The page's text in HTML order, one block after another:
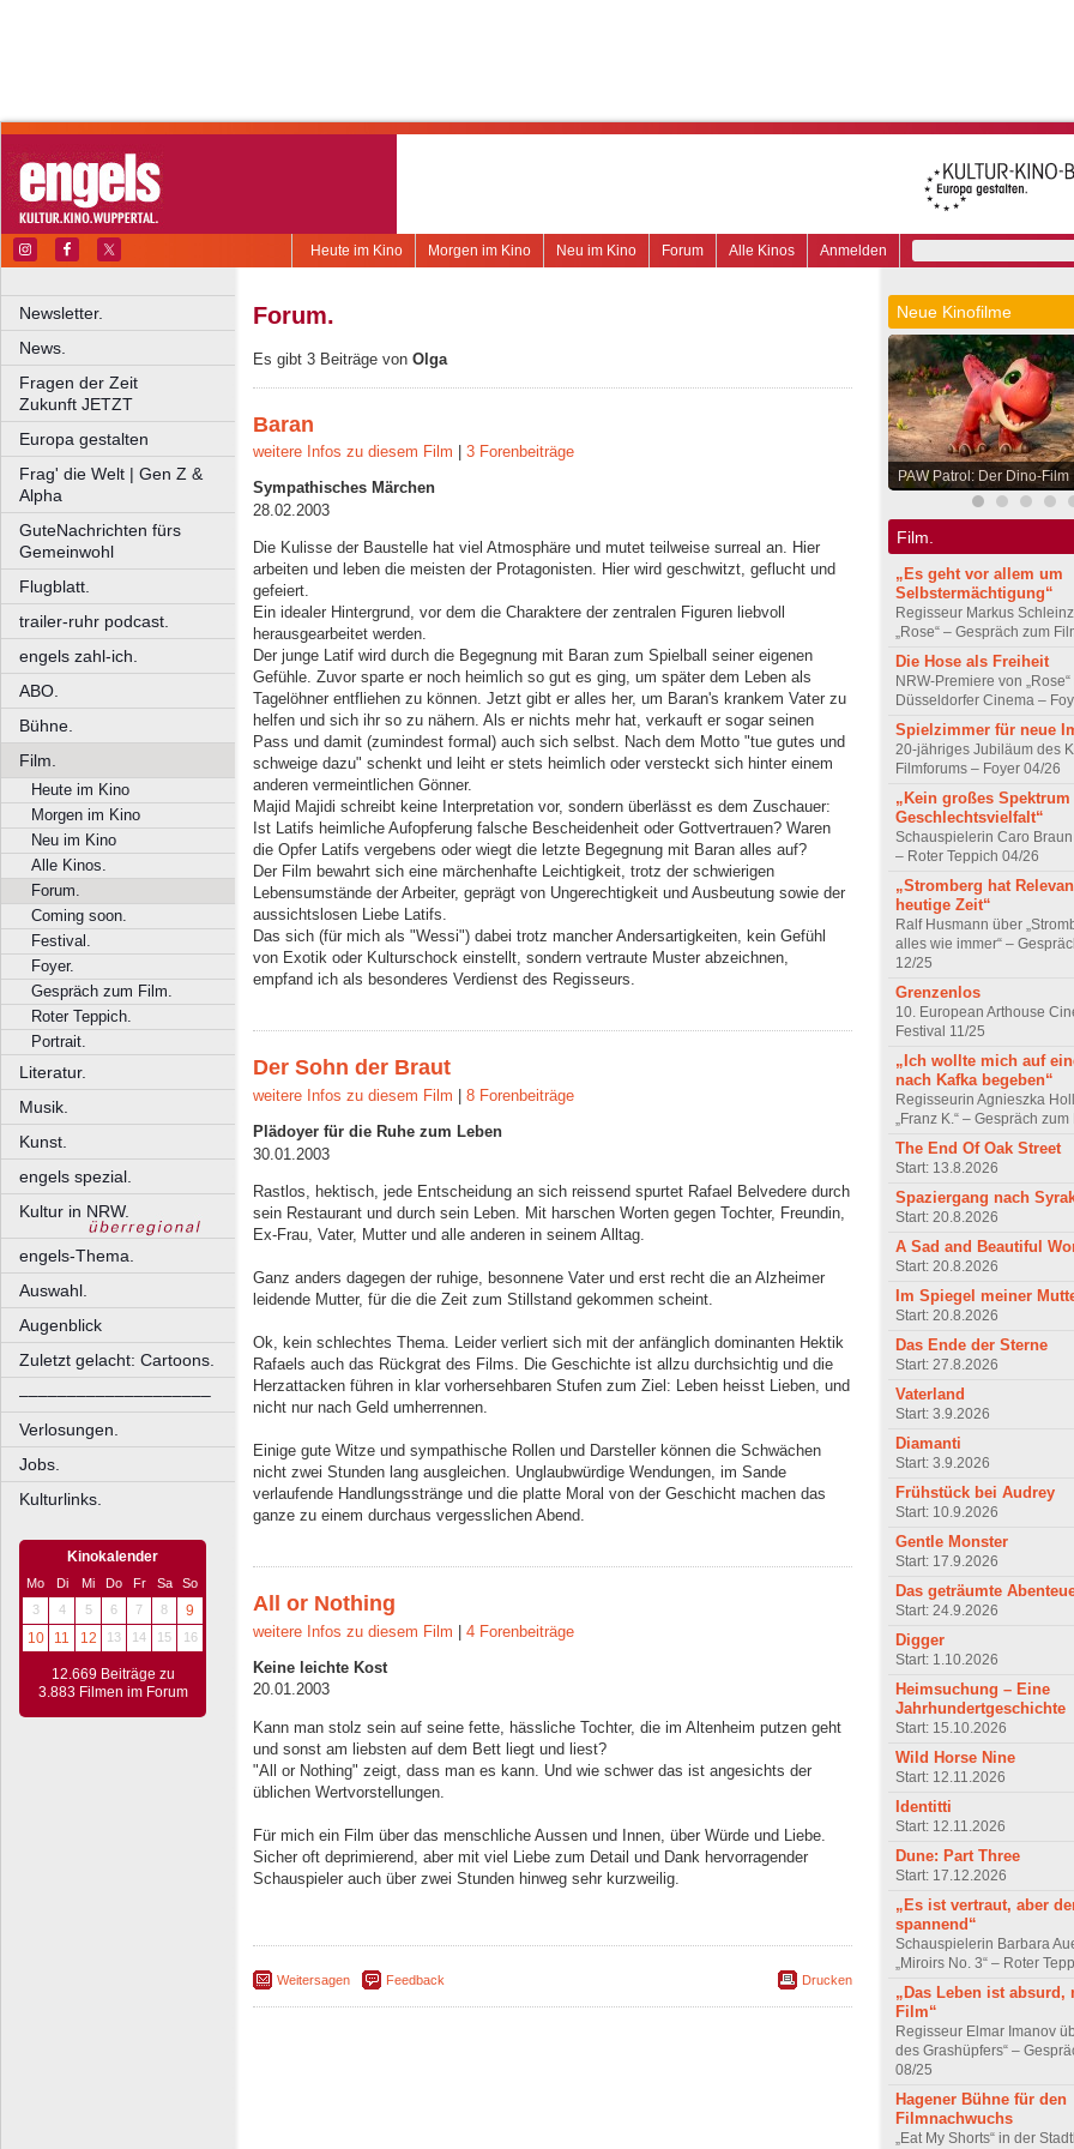
Anmelden
Alle Kinos
Forum
Neu im Kino
Morgen im Kino
Heute im Kino
Newsletter.
News.
Fragen der Zeit
Zukunft JETZT
Europa gestalten
Frag' die Welt | Gen Z &
Alpha
GuteNachrichten fürs
Gemeinwohl
Flugblatt.
trailer-ruhr podcast.
engels zahl-ich.
ABO.
Bühne.
Film.
Heute im Kino
Morgen im Kino
Neu im Kino
Alle Kinos.
Forum.
Coming soon.
Festival.
Foyer.
Gespräch zum Film.
Roter Teppich.
Portrait.
Literatur.
Musik.
Kunst.
engels spezial.
Kultur in NRW.
engels-Thema.
Auswahl.
Augenblick
Zuletzt gelacht: Cartoons.
––––––––––––––––––––
Verlosungen.
Jobs.
Kulturlinks.
Kinokalender
Mo Di Mi Do Fr Sa
So
3
4 5 6 7 8
9
10
11 12 13 14 15 16
12.669 Beiträge zu
3.883 Filmen im Forum
Forum.
Es gibt 3 Beiträge von Olga
Baran
weitere Infos zu diesem Film 3 Forenbeiträge
Sympathisches Märchen
28.02.2003
Die Kulisse der Baustelle hat viel Atmosphäre und mutet teilweise surreal an. Hier
arbeiten und leben die meisten der Protagonisten. Hier wird geschwitzt, geflucht und
gefeiert.
Ein idealer Hintergrund, vor dem die Charaktere der zentralen Figuren liebvoll
herausgearbeitet werden.
Der junge Latif wird durch die Begegnung mit Baran zum Spielball seiner eigenen
Gefühle. Zuvor sparte er noch heimlich so gut es ging, um später dem Leben als
Tagelöhner entfliehen zu können. Jetzt gibt er alles her, um Baran's krankem Vater zu
helfen und sich ihr so zu nähern. Als er nichts mehr hat, verkauft er sogar seinen
Pass und damit (zumindest formal) auch sich selbst. Nach dem Motto "tue gutes und
schweige dazu" schenkt und leiht er stets heimlich oder versteckt sich hinter einem
anderen vermeintlichen Gönner.
Majid Majidi schreibt keine Interpretation vor, sondern überlässt es dem Zuschauer:
Ist Latifs heimliche Aufopferung falsche Bescheidenheit oder Gottvertrauen? Waren
die Opfer Latifs vergebens oder wiegt die letzte Begegnung mit Baran alles auf?
Der Film bewahrt sich eine märchenhafte Leichtigkeit, trotz der schwierigen
Lebensumstände der Arbeiter, geprägt von Ungerechtigkeit und Ausbeutung sowie der
aussichtslosen Liebe Latifs.
Das sich (für mich als "Wessi") dabei trotz mancher Andersartigkeiten, kein Gefühl
von Exotik oder Kulturschock einstellt, sondern vertraute Muster abzeichnen,
empfand ich als besonderes Verdienst des Regisseurs.
Der Sohn der Braut
weitere Infos zu diesem Film 8 Forenbeiträge
Plädoyer für die Ruhe zum Leben
30.01.2003
Rastlos, hektisch, jede Entscheidung an sich reissend spurtet Rafael Belvedere durch
sein Restaurant und durch sein Leben. Mit harschen Worten gegen Tochter, Freundin,
Ex-Frau, Vater, Mutter und alle anderen in seinem Alltag.
Ganz anders dagegen der ruhige, besonnene Vater und erst recht die an Alzheimer
leidende Mutter, für die die Zeit zum Stillstand gekommen scheint.
Ok, kein schlechtes Thema. Leider verliert sich mit der anfänglich dominanten Hektik
Rafaels auch das Rückgrat des Films. Die Geschichte ist allzu durchsichtig und die
Herzattacken führen in klar vorhersehbaren Stufen zum Ziel: Leben heisst Lieben, und
nicht nur nach Geld umherrennen.
Einige gute Witze und sympathische Rollen und Darsteller können die Schwächen
nicht zwei Stunden lang ausgleichen. Unglaubwürdige Wendungen, im Sande
verlaufende Handlungsstränge und die platte Moral von der Geschicht machen das
ganze zu einem durchaus vergesslichen Abend.
All or Nothing
weitere Infos zu diesem Film | 4 Forenbeiträge
Keine leichte Kost
20.01.2003
Kann man stolz sein auf seine fette, hässliche Tochter, die im Altenheim putzen geht
und sonst am liebsten auf dem Bett liegt und liest?
"All or Nothing" zeigt, dass man es kann. Und wie schwer das ist angesichts der
üblichen Wertvorstellungen.
Für mich ein Film über das menschliche Aussen und Innen, über Würde und Liebe.
Sicher oft deprimierend, aber mit viel Liebe zum Detail und Dank hervorragender
Schauspieler auch über zwei Stunden hinweg sehr kurzweilig.
Weitersagen Feedback Drucken
Neue Kinofilme
PAW Patrol: Der Dino-Film
Film.
„Es geht vor allem um
Selbstermächtigung“
Regisseur Markus
„Rose“ – Gespräch zum
Die Hose als Freiheit
NRW-Premiere von „Rose“
Düsseldorfer Cinema –
Spielzimmer für neue
20-jähriges Jubiläum des
Filmforums – Foyer 04/26
„Kein großes Spektrum
Geschlechtsvielfalt“
Schauspielerin Caro Braun
– Roter Teppich 04/26
„Stromberg hat
heutige Zeit“
Ralf Husmann über
alles wie immer“ –
12/25
Grenzenlos
10. European Arthouse
Festival 11/25
„Ich wollte mich auf
nach Kafka begeben“
Regisseurin Agnieszka
„Franz K.“ – Gespräch
The End Of Oak Street
Start: 13.8.2026
Spaziergang nach
Start: 20.8.2026
A Sad and Beautiful
Start: 20.8.2026
Im Spiegel meiner
Start: 20.8.2026
Das Ende der Sterne
Start: 27.8.2026
Vaterland
Start: 3.9.2026
Diamanti
Start: 3.9.2026
Frühstück bei Audrey
Start: 10.9.2026
Gentle Monster
Start: 17.9.2026
Das geträumte
Start: 24.9.2026
Digger
Start: 1.10.2026
Heimsuchung – Eine
Jahrhundertgeschichte
Start: 15.10.2026
Wild Horse Nine
Start: 12.11.2026
Identitti
Start: 12.11.2026
Dune: Part Three
Start: 17.12.2026
„Es ist vertraut, aber
spannend“
Schauspielerin Barbara
„Miroirs No. 3“ – Roter
„Das Leben ist absurd,
Film“
Regisseur Elmar Imanov
des Grashüpfers“ –
08/25
Hagener Bühne für den
Filmnachwuchs
„Eat My Shorts“ in der